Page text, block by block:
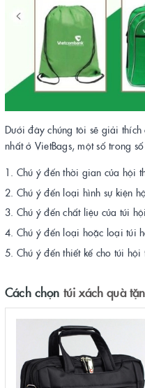
Dưới đây chúng tôi sẽ giải
nhất ở VietBags, một số trong
Chú ý đến thời gian của hội
Chú ý đến loại hình sự kiện
Chú ý đến chất liệu của túi
Chú ý đến loại hoặc loại túi
Chú ý đến thiết kế cho túi hội
Cách chọn túi xách quà